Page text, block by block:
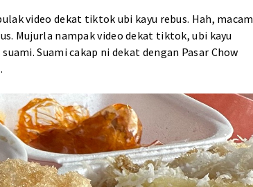
video dekat tiktok ubi kayu rebus. Hah, macam
Mujurla nampak video dekat tiktok, ubi kayu
Suami cakap ni dekat dengan Pasar Chow